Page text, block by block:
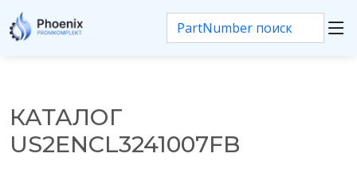
КАТАЛОГ
US2ENCL3241007FB